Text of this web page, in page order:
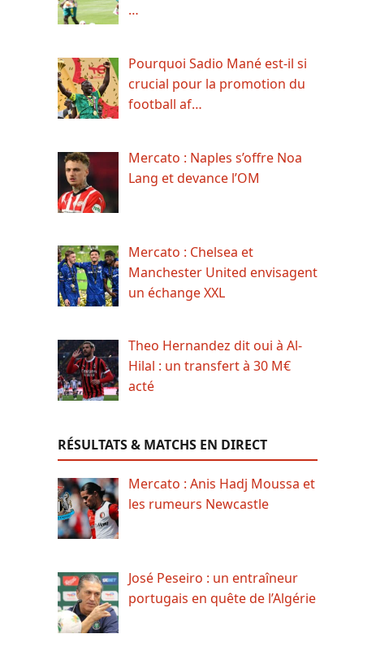
…
Pourquoi Sadio Mané est-il si
crucial pour la promotion du
football af…
Mercato : Naples s’offre Noa
Lang et devance l’OM
Mercato : Chelsea et
Manchester United envisagent
un échange XXL
Theo Hernandez dit oui à Al-
Hilal : un transfert à 30 M€
acté
RÉSULTATS & MATCHS EN DIRECT
Mercato : Anis Hadj Moussa et
les rumeurs Newcastle
José Peseiro : un entraîneur
portugais en quête de l’Algérie